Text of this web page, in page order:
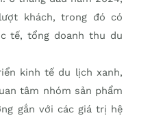
khách, trong đó có
tế, tổng doanh thu du
kinh tế du lịch xanh,
tâm nhóm sản phẩm
gắn với các giá trị hệ